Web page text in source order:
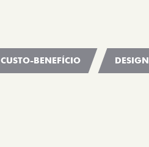
CUSTO-BENEFÍCIO DESIGN